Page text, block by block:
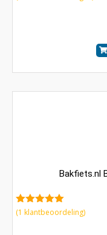
Bakfiets.nl
5.00van 5
(1 klantbeoordeling)